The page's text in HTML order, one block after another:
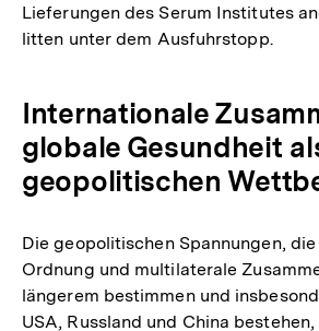
Lieferungen des Serum Institutes
litten unter dem Ausfuhrstopp.
Internationale
globale Gesundheit
geopolitischen
Die geopolitischen Spannungen,
Ordnung und multilaterale
längerem bestimmen und
USA, Russland und China